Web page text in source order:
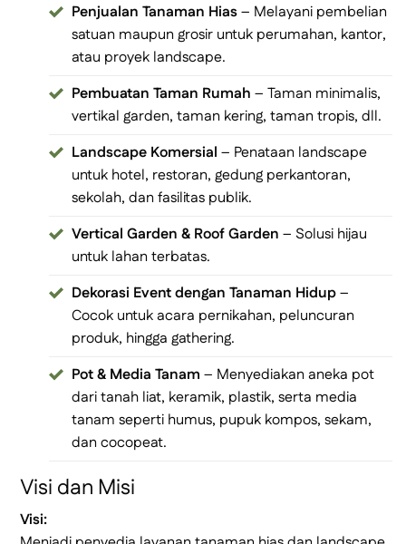
Penjualan Tanaman Hias– Melayani pembelian
satuan maupun grosir untuk perumahan, kantor,
atau proyek landscape.
Pembuatan Taman Rumah – Taman minimalis,
vertikal garden, taman kering, taman tropis, dll.
Landscape Komersial – Penataan landscape
untuk hotel, restoran, gedung perkantoran,
sekolah, dan fasilitas publik.
Vertical Garden & Roof Garden – Solusi hijau
untuk lahan terbatas.
Dekorasi Event dengan Tanaman Hidup–
Cocok untuk acara pernikahan, peluncuran
produk, hingga gathering.
Pot & Media Tanam – Menyediakan aneka pot
dari tanah liat, keramik, plastik, serta media
tanam seperti humus, pupuk kompos, sekam,
dan cocopeat.
Visi dan Misi
Visi: